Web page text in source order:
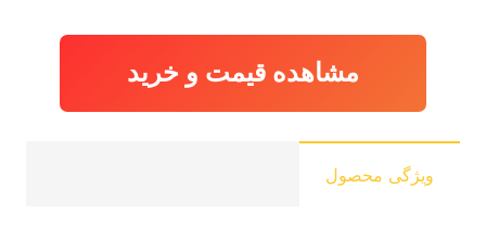
مشاهده قیمت و خرید
ویژگی محصول